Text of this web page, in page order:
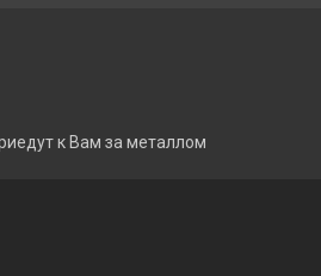
к Вам за металлом